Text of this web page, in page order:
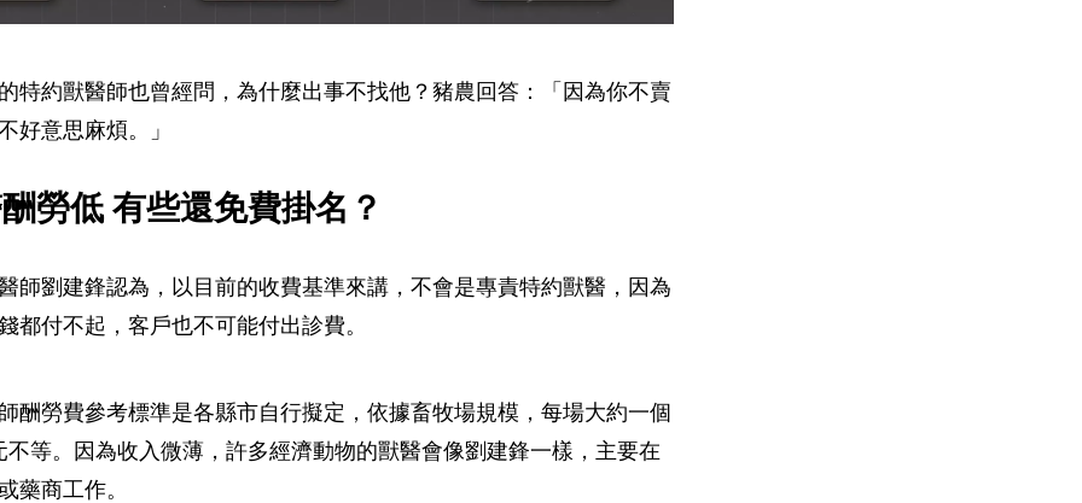
特約獸醫師也曾經問，為什麼出事不找他？豬農回答：「因為你不賣
好意思麻煩。」
勞低 有些還免費掛名？
師劉建鋒認為，以目前的收費基準來講，不會是專責特約獸醫，因為
都付不起，客戶也不可能付出診費。
酬勞費參考標準是各縣市自行擬定，依據畜牧場規模，每場大約一個
不等。因為收入微薄，許多經濟動物的獸醫會像劉建鋒一樣，主要在
藥商工作。